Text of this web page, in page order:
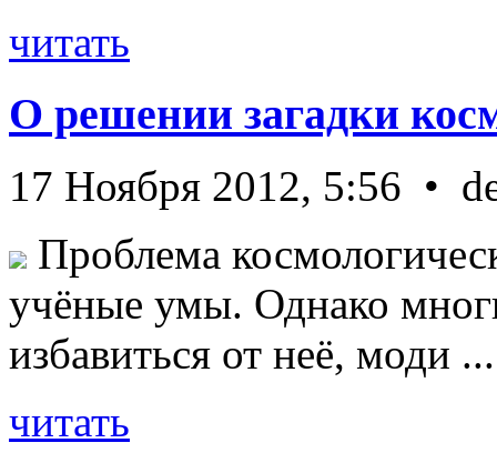
читать
О решении загадки
17 Ноября 2012, 5:56 •
Проблема
учёные умы. Однако
избавиться от неё, моди ...
читать